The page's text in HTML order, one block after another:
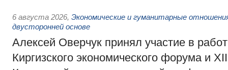
6 августа 2026, Экономические и гуманитарные
двусторонней основе
Алексей Оверчук принял участие в
Киргизского экономического форума и